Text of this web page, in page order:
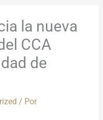
la nueva
CCA
de
/ Por